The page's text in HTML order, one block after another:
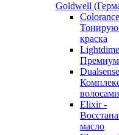
Goldwell
краска
волосами
Elixir -
масло